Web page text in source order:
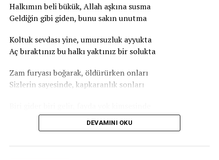
Halkımın beli bükük, Allah aşkına susma
Geldiğin gibi giden, bunu sakın unutma
Koltuk sevdası yine, umursuzluk ayyukta
Aç bıraktınız bu halkı yaktınız bir solukta
Zam furyası boğarak, öldürürken onları
Sizlerin sayesinde, kapkaranlık sonları
Sağmış – solmuş hepsi de halkımın ensesinde
DEVAMINI OKU